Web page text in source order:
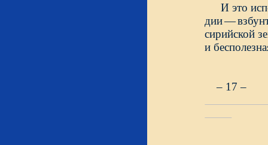
И это
дии—
сирийской
и
– 17 –